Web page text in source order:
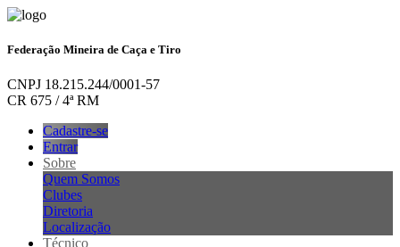
Federação Mineira de Caça e Tiro
CNPJ 18.215.244/0001-57
CR 675 / 4ª RM
Cadastre-se
Entrar
Sobre
Quem Somos
Clubes
Diretoria
Localização
Técnico